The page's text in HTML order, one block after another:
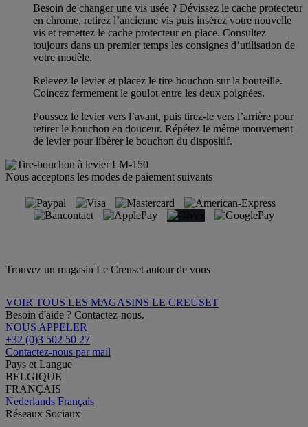
Besoin de changer une vis usée ? Dévissez le cache protecteur
en chrome, retirez l’ancienne vis puis insérez votre nouvelle
vis et remettez le cache protecteur en place. Consultez
toujours dans un premier temps les consignes d’utilisation de
votre modèle.
Relevez le levier et placez le tire-bouchon sur la bouteille.
Coincez fermement le goulot entre les deux poignées.
Poussez le levier vers l’avant, puis tirez-le vers l’arrière pour
retirer le bouchon en douceur. Répétez le même mouvement
de levier pour libérer le bouchon du dispositif.
Nous acceptons les modes de paiement suivants
Trouvez un magasin Le Creuset autour de vous
VOIR TOUS LES MAGASINS LE CREUSET
Besoin d'aide ? Contactez-nous.
NOUS APPELER
+32 (0)3 502 50 27
Contactez-nous par mail
Pays et Langue
BELGIQUE
FRANÇAIS
Nederlands Français
Réseaux Sociaux